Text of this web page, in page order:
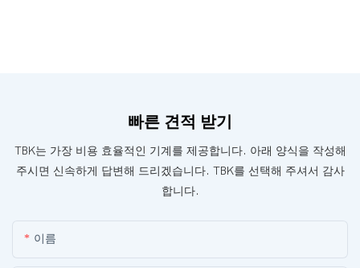
빠른 견적 받기
TBK는 가장 비용 효율적인 기계를 제공합니다. 아래 양식을 작성해
주시면 신속하게 답변해 드리겠습니다. TBK를 선택해 주셔서 감사
합니다.
이름